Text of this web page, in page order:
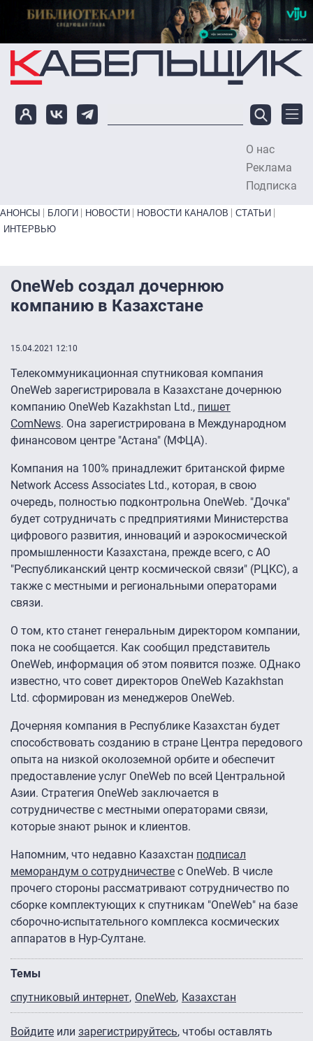
Перейти к основному содержанию
О нас
Реклама
Подписка
Primary links bottom
АНОНСЫ БЛОГИ НОВОСТИ НОВОСТИ КАНАЛОВ
СТАТЬИ
ИНТЕРВЬЮ
OneWeb создал дочернюю
компанию в Казахстане
15.04.2021 12:10
Телекоммуникационная спутниковая компания
OneWeb зарегистрировала в Казахстане дочернюю
компанию OneWeb Kazakhstan Ltd., пишет
ComNews. Она зарегистрирована в Международном
финансовом центре "Астана" (МФЦА).
Компания на 100% принадлежит британской фирме
Network Access Associates Ltd., которая, в свою
очередь, полностью подконтрольна OneWeb. "Дочка"
будет сотрудничать с предприятиями Министерства
цифрового развития, инноваций и аэрокосмической
промышленности Казахстана, прежде всего, с АО
"Республиканский центр космической связи" (РЦКС), а
также с местными и региональными операторами
связи.
О том, кто станет генеральным директором компании,
пока не сообщается. Как сообщил представитель
OneWeb, информация об этом появится позже. ОДнако
известно, что совет директоров OneWeb Kazakhstan
Ltd. сформирован из менеджеров OneWeb.
Дочерняя компания в Республике Казахстан будет
способствовать созданию в стране Центра передового
опыта на низкой околоземной орбите и обеспечит
предоставление услуг OneWeb по всей Центральной
Азии. Стратегия OneWeb заключается в
сотрудничестве с местными операторами связи,
которые знают рынок и клиентов.
Напомним, что недавно Казахстан подписал
меморандум о сотрудничестве с OneWeb. В числе
прочего стороны рассматривают сотрудничество по
сборке комплектующих к спутникам "OneWeb" на базе
сборочно-испытательного комплекса космических
аппаратов в Нур-Султане.
Темы
спутниковый интернет OneWeb Казахстан
Войдите или зарегистрируйтесь, чтобы оставлять